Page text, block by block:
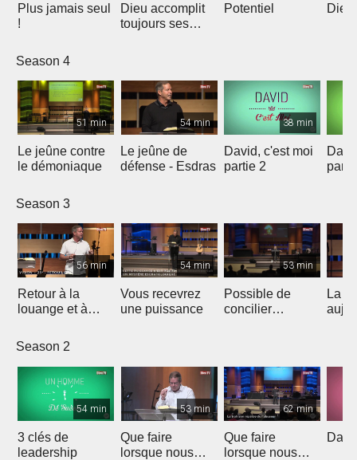
Plus jamais seul
!
Dieu accomplit
toujours ses
Potentiel Dieu
Season 4
51 min
Le jeûne contre
le démoniaque
54 min
Le jeûne de
défense - Esdras
38 min
David, c'est moi
partie 2
Season 3
56 min
Retour à la
louange et à
ouvrent les
portes des
prison
54 min
Vous recevrez
une puissance
53 min
Possible de
concilier
La
Season 2
54 min
3 clés de
leadership
53 min
Que faire
lorsque nous
62 min
Que faire
lorsque nous